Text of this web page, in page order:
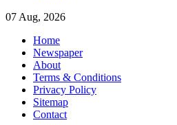
07 Aug, 2026
Home
Newspaper
About
Terms & Conditions
Privacy Policy
Sitemap
Contact